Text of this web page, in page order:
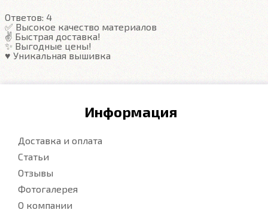
Подробнее
Ответов: 4
✅ Высокое качество материалов
✌️ Быстрая доставка!
✨ Выгодные цены!
♥️ Уникальная вышивка
Информация
Доставка и оплата
Статьи
Отзывы
Фотогалерея
О компании